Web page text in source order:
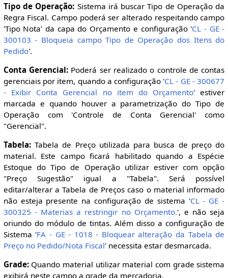
Tipo de Operação: Sistema irá buscar Tipo de Operação da
Regra Fiscal. Campo poderá ser alterado respeitando campo
'Tipo Nota' da capa do Orçamento e configuração 'CL - GE -
300103 - Bloqueia campo Tipo de Operação dos Itens do
Pedido'.
Conta Gerencial: Poderá ser realizado o controle de contas
gerenciais por item, quando a configuração 'CL - GE - 300677
- Exibir Conta Gerencial no item do Orçamento' estiver
marcada e quando houver a parametrização do Tipo de
Operação com 'Controle de Conta Gerencial' como
"Gerencial".
Tabela:Tabela de Preço utilizada para busca de preço do
material. Este campo ficará habilitado quando a Espécie
Estoque do Tipo de Operação utilizar estiver com opção
"Preço Sugestão" igual a "Tabela". Será possível
editar/alterar a Tabela de Preços caso o material informado
não esteja presente na configuração de sistema 'CL - GE -
300325 - Materias a restringir no Orçamento.', e não seja
oriundo do módulo de tintas. Além disso a configuração de
Sistema 'FA - GE - 1018 - Bloquear alteração da Tabela de
Preço no Pedido/Nota Fiscal' necessita estar desmarcada.
Grade: Quando material utilizar material com grade sistema
exibirá neste campo a grade da mercadoria.